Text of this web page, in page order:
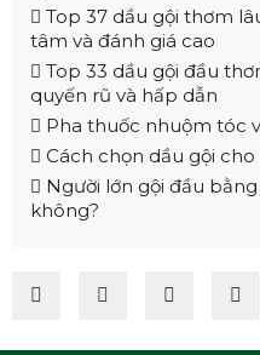
Top 37 dầu gội thơm
tâm và đánh giá cao
Top 33 dầu gội đầu
quyến rũ và hấp dẫn
Pha thuốc nhuộm tóc
Cách chọn dầu gội
Người lớn gội đầu
không?